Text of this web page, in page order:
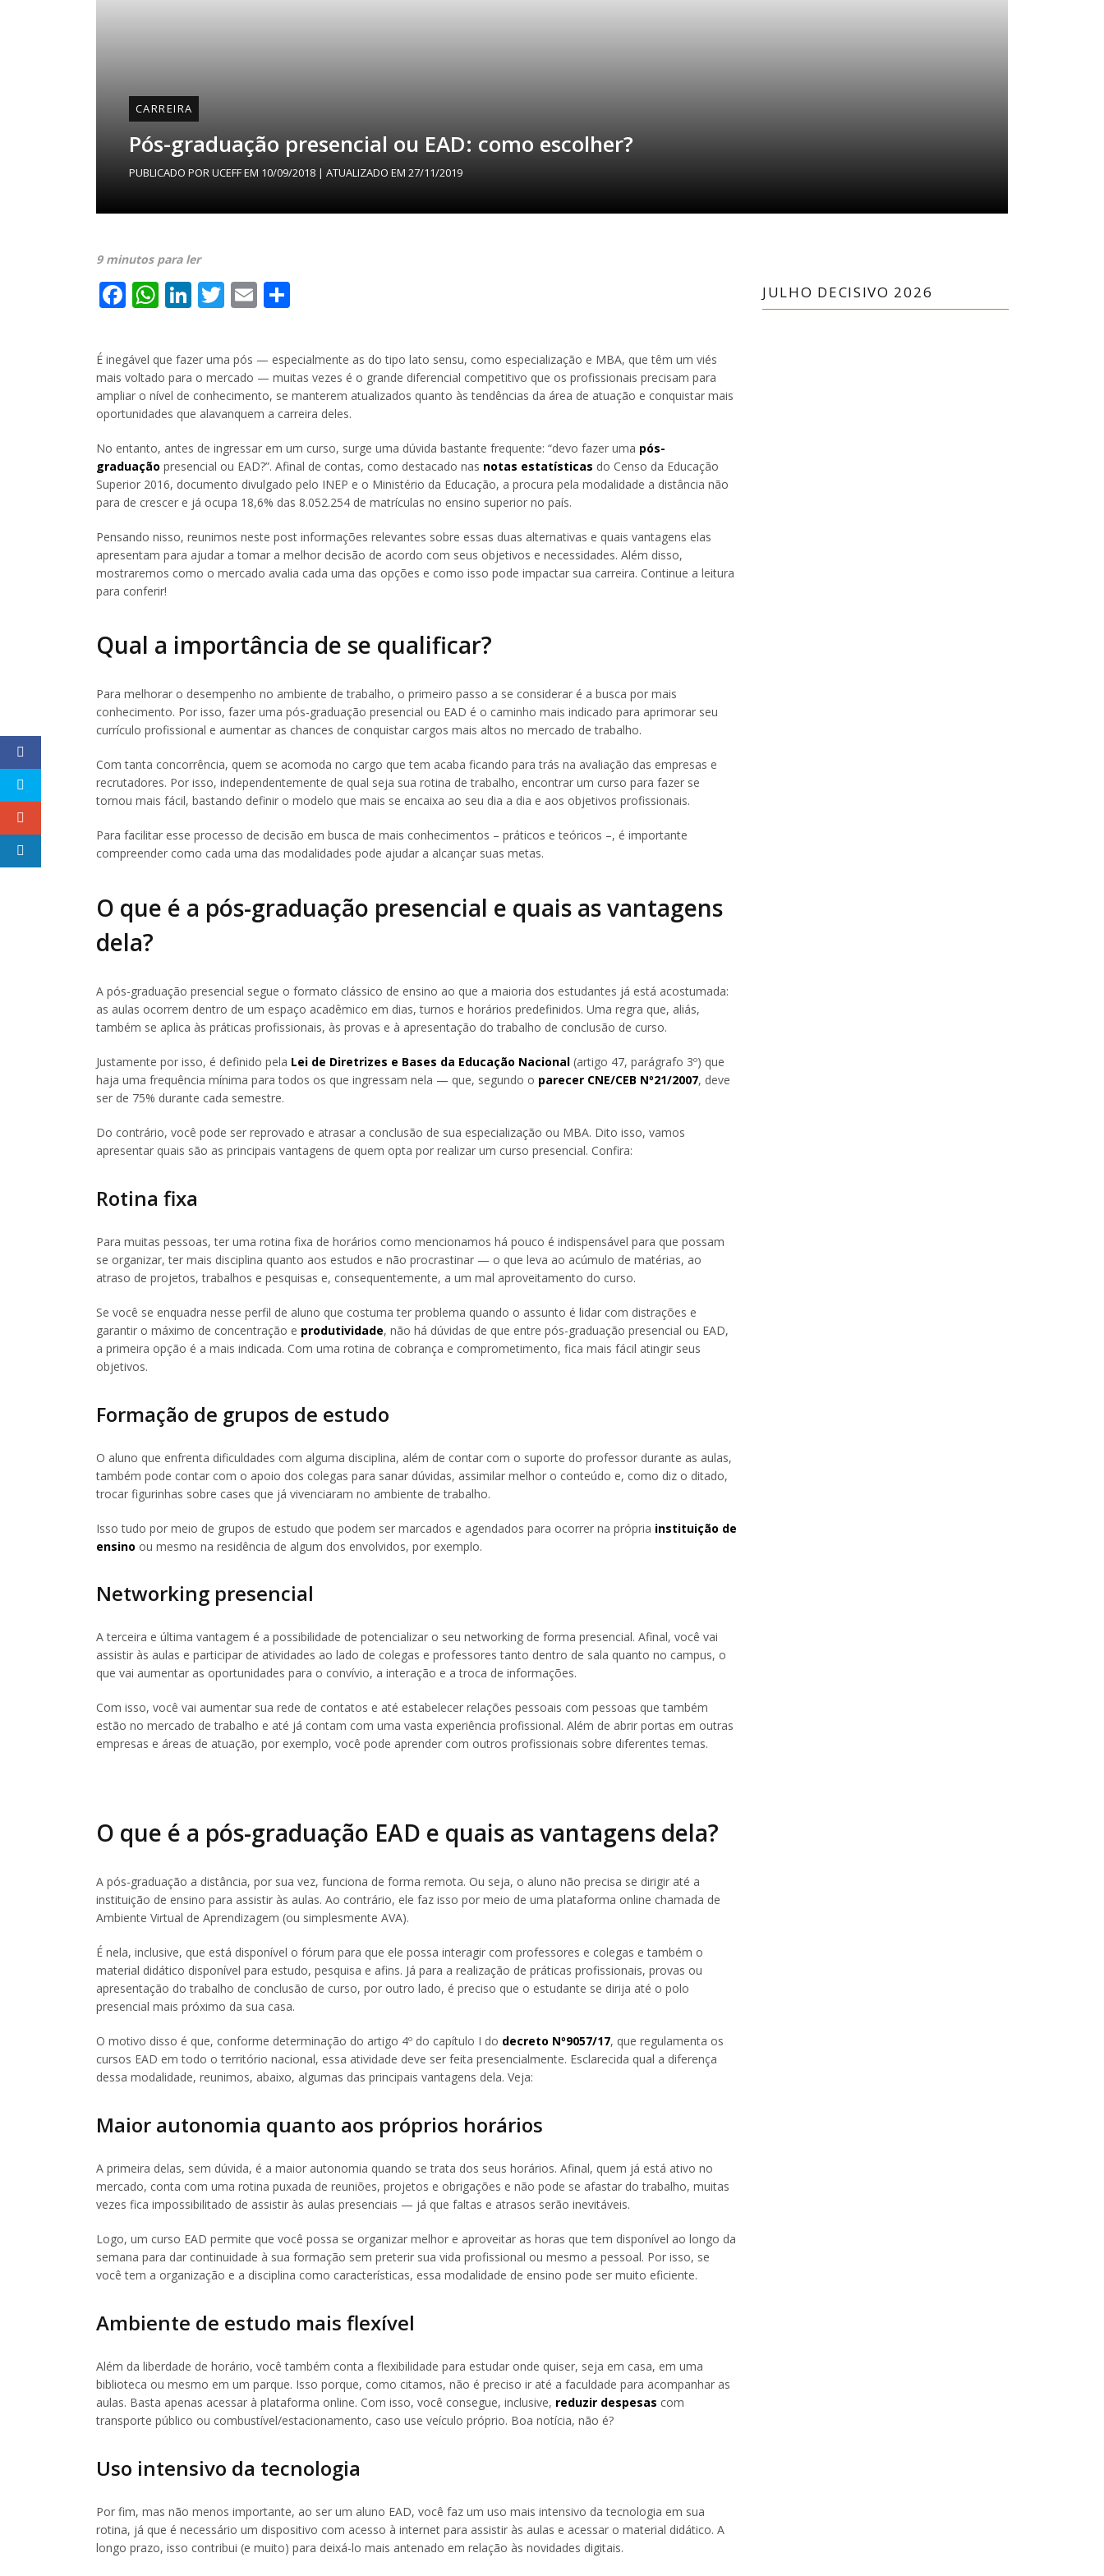
CARREIRA
Pós-graduação presencial ou EAD: como escolher?
PUBLICADO PORUCEFFEM 10/09/2018 | ATUALIZADO EM 27/11/2019
9 minutos para ler
Facebook
WhatsApp
LinkedIn
Twitter
Email
É inegável que fazer uma pós — especialmente as do tipo lato sensu, como especialização e MBA, que têm um viés
mais voltado para o mercado — muitas vezes é o grande diferencial competitivo que os profissionais precisam para
ampliar o nível de conhecimento, se manterem atualizados quanto às tendências da área de atuação e conquistar mais
oportunidades que alavanquem a carreira deles.
No entanto, antes de ingressar em um curso, surge uma dúvida bastante frequente: “devo fazer uma pós-
graduação presencial ou EAD?”. Afinal de contas, como destacado nas notas estatísticas do Censo da Educação
Superior 2016, documento divulgado pelo INEP e o Ministério da Educação, a procura pela modalidade a distância não
para de crescer e já ocupa 18,6% das 8.052.254 de matrículas no ensino superior no país.
Pensando nisso, reunimos neste post informações relevantes sobre essas duas alternativas e quais vantagens elas
apresentam para ajudar a tomar a melhor decisão de acordo com seus objetivos e necessidades. Além disso,
mostraremos como o mercado avalia cada uma das opções e como isso pode impactar sua carreira. Continue a leitura
para conferir!
Qual a importância de se qualificar?
Para melhorar o desempenho no ambiente de trabalho, o primeiro passo a se considerar é a busca por mais
conhecimento. Por isso, fazer uma pós-graduação presencial ou EAD é o caminho mais indicado para aprimorar seu
currículo profissional e aumentar as chances de conquistar cargos mais altos no mercado de trabalho.
Com tanta concorrência, quem se acomoda no cargo que tem acaba ficando para trás na avaliação das empresas e
recrutadores. Por isso, independentemente de qual seja sua rotina de trabalho, encontrar um curso para fazer se
tornou mais fácil, bastando definir o modelo que mais se encaixa ao seu dia a dia e aos objetivos profissionais.
Para facilitar esse processo de decisão em busca de mais conhecimentos – práticos e teóricos –, é importante
compreender como cada uma das modalidades pode ajudar a alcançar suas metas.
O que é a pós-graduação presencial e quais as vantagens
dela?
A pós-graduação presencial segue o formato clássico de ensino ao que a maioria dos estudantes já está acostumada:
as aulas ocorrem dentro de um espaço acadêmico em dias, turnos e horários predefinidos. Uma regra que, aliás,
também se aplica às práticas profissionais, às provas e à apresentação do trabalho de conclusão de curso.
Justamente por isso, é definido pela Lei de Diretrizes e Bases da Educação Nacional (artigo 47, parágrafo 3º) que
haja uma frequência mínima para todos os que ingressam nela — que, segundo o parecer CNE/CEB Nº21/2007, deve
ser de 75% durante cada semestre.
Do contrário, você pode ser reprovado e atrasar a conclusão de sua especialização ou MBA. Dito isso, vamos
apresentar quais são as principais vantagens de quem opta por realizar um curso presencial. Confira:
Rotina fixa
Para muitas pessoas, ter uma rotina fixa de horários como mencionamos há pouco é indispensável para que possam
se organizar, ter mais disciplina quanto aos estudos e não procrastinar — o que leva ao acúmulo de matérias, ao
atraso de projetos, trabalhos e pesquisas e, consequentemente, a um mal aproveitamento do curso.
Se você se enquadra nesse perfil de aluno que costuma ter problema quando o assunto é lidar com distrações e
garantir o máximo de concentração e produtividade, não há dúvidas de que entre pós-graduação presencial ou EAD,
a primeira opção é a mais indicada. Com uma rotina de cobrança e comprometimento, fica mais fácil atingir seus
objetivos.
Formação de grupos de estudo
O aluno que enfrenta dificuldades com alguma disciplina, além de contar com o suporte do professor durante as aulas,
também pode contar com o apoio dos colegas para sanar dúvidas, assimilar melhor o conteúdo e, como diz o ditado,
trocar figurinhas sobre cases que já vivenciaram no ambiente de trabalho.
Isso tudo por meio de grupos de estudo que podem ser marcados e agendados para ocorrer na própria instituição de
ensino ou mesmo na residência de algum dos envolvidos, por exemplo.
Networking presencial
A terceira e última vantagem é a possibilidade de potencializar o seu networking de forma presencial. Afinal, você vai
assistir às aulas e participar de atividades ao lado de colegas e professores tanto dentro de sala quanto no campus, o
que vai aumentar as oportunidades para o convívio, a interação e a troca de informações.
Com isso, você vai aumentar sua rede de contatos e até estabelecer relações pessoais com pessoas que também
estão no mercado de trabalho e até já contam com uma vasta experiência profissional. Além de abrir portas em outras
empresas e áreas de atuação, por exemplo, você pode aprender com outros profissionais sobre diferentes temas.
O que é a pós-graduação EAD e quais as vantagens dela?
A pós-graduação a distância, por sua vez, funciona de forma remota. Ou seja, o aluno não precisa se dirigir até a
instituição de ensino para assistir às aulas. Ao contrário, ele faz isso por meio de uma plataforma online chamada de
Ambiente Virtual de Aprendizagem (ou simplesmente AVA).
É nela, inclusive, que está disponível o fórum para que ele possa interagir com professores e colegas e também o
material didático disponível para estudo, pesquisa e afins. Já para a realização de práticas profissionais, provas ou
apresentação do trabalho de conclusão de curso, por outro lado, é preciso que o estudante se dirija até o polo
presencial mais próximo da sua casa.
O motivo disso é que, conforme determinação do artigo 4º do capítulo I do decreto Nº9057/17, que regulamenta os
cursos EAD em todo o território nacional, essa atividade deve ser feita presencialmente. Esclarecida qual a diferença
dessa modalidade, reunimos, abaixo, algumas das principais vantagens dela. Veja:
Maior autonomia quanto aos próprios horários
A primeira delas, sem dúvida, é a maior autonomia quando se trata dos seus horários. Afinal, quem já está ativo no
mercado, conta com uma rotina puxada de reuniões, projetos e obrigações e não pode se afastar do trabalho, muitas
vezes fica impossibilitado de assistir às aulas presenciais — já que faltas e atrasos serão inevitáveis.
Logo, um curso EAD permite que você possa se organizar melhor e aproveitar as horas que tem disponível ao longo da
semana para dar continuidade à sua formação sem preterir sua vida profissional ou mesmo a pessoal. Por isso, se
você tem a organização e a disciplina como características, essa modalidade de ensino pode ser muito eficiente.
Ambiente de estudo mais flexível
Além da liberdade de horário, você também conta a flexibilidade para estudar onde quiser, seja em casa, em uma
biblioteca ou mesmo em um parque. Isso porque, como citamos, não é preciso ir até a faculdade para acompanhar as
aulas. Basta apenas acessar à plataforma online. Com isso, você consegue, inclusive, reduzir despesas com
transporte público ou combustível/estacionamento, caso use veículo próprio. Boa notícia, não é?
Uso intensivo da tecnologia
Por fim, mas não menos importante, ao ser um aluno EAD, você faz um uso mais intensivo da tecnologia em sua
rotina, já que é necessário um dispositivo com acesso à internet para assistir às aulas e acessar o material didático. A
longo prazo, isso contribui (e muito) para deixá-lo mais antenado em relação às novidades digitais.
JULHO DECISIVO 2026